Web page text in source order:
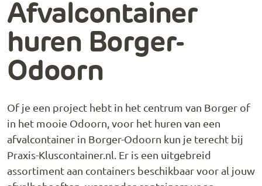
Afvalcontainer
huren Borger-
Odoorn
Of je een project hebt in het centrum van Borger of
in het mooie Odoorn, voor het huren van een
afvalcontainer in Borger-Odoorn kun je terecht bij
Praxis-Kluscontainer.nl. Er is een uitgebreid
assortiment aan containers beschikbaar voor al jouw